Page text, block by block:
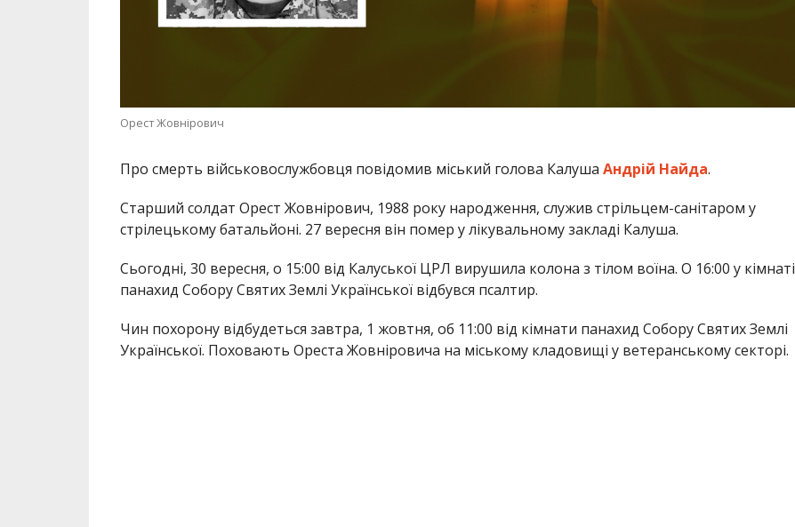
Орест Жовнірович
Про смерть військовослужбовця повідомив міський голова Калуша Андрій Найда.
Старший солдат Орест Жовнірович, 1988 року народження, служив стрільцем-санітаром у
стрілецькому батальйоні. 27 вересня він помер у лікувальному закладі Калуша.
Сьогодні, 30 вересня, о 15:00 від Калуської ЦРЛ вирушила колона з тілом воїна. О 16:00 у кімнаті
панахид Собору Святих Землі Української відбувся псалтир.
Чин похорону відбудеться завтра, 1 жовтня, об 11:00 від кімнати панахид Собору Святих Землі
Української. Поховають Ореста Жовніровича на міському кладовищі у ветеранському секторі.